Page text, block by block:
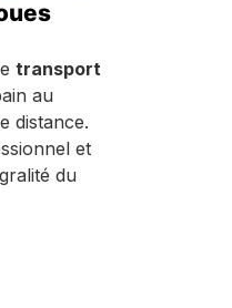
transport
au
distance.
et
du